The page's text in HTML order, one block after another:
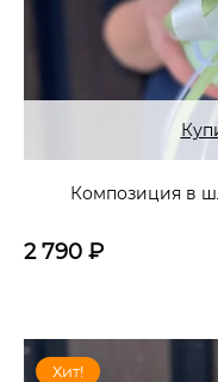
Композиция в
2 790 ₽
Хит!